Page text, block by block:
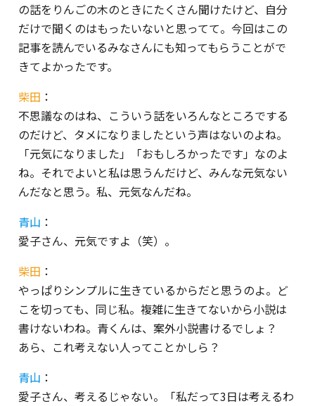
の話をりんごの木のときにたくさん聞けたけど、自分
だけで聞くのはもったいないと思ってて。今回はこの
記事を読んでいるみなさんにも知ってもらうことがで
きてよかったです。
柴田 ：
不思議なのはね、こういう話をいろんなところでする
のだけど、タメになりましたという声はないのよね。
「元気になりました」「おもしろかったです」なのよ
ね。それでよいと私は思うんだけど、みんな元気ない
んだなと思う。私、元気なんだね。
青山 ：
愛子さん、元気ですよ（笑）。
柴田 ：
やっぱりシンプルに生きているからだと思うのよ。ど
こを切っても、同じ私。複雑に生きてないから小説は
書けないわね。青くんは、案外小説書けるでしょ？
あら、これ考えない人ってことかしら？
青山 ：
愛子さん、考えるじゃない。「私だって3日は考えるわ